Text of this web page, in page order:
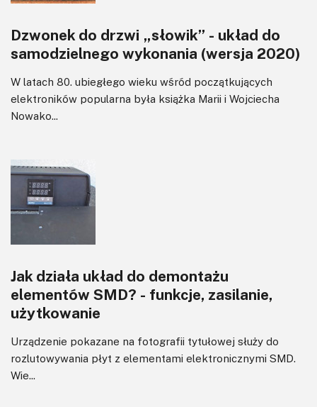
Wywiady
Wzmacniacze
Zasilanie
Felietony
Dzwonek do drzwi „słowik” - układ do
samodzielnego wykonania (wersja 2020)
W latach 80. ubiegłego wieku wśród początkujących
elektroników popularna była książka Marii i Wojciecha
Nowako...
Jak działa układ do demontażu
elementów SMD? - funkcje, zasilanie,
użytkowanie
Urządzenie pokazane na fotografii tytułowej służy do
rozlutowywania płyt z elementami elektronicznymi SMD.
Wie...